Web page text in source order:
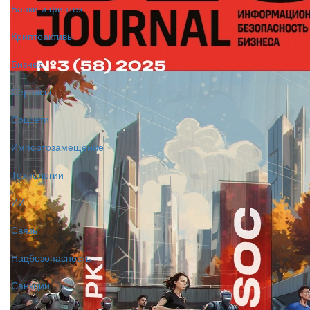
Банки и финтех
Криптоактивы
Бизнес
Сервисы
Соцсети
Импортозамещение
Технологии
ИИ
Связь
Нацбезопасность
Санкции